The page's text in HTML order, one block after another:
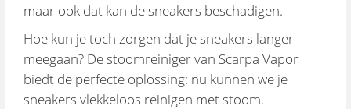
maar ook dat kan de sneakers beschadigen.
Hoe kun je toch zorgen dat je sneakers langer
meegaan? De stoomreiniger van Scarpa Vapor
biedt de perfecte oplossing: nu kunnen we je
sneakers vlekkeloos reinigen met stoom.